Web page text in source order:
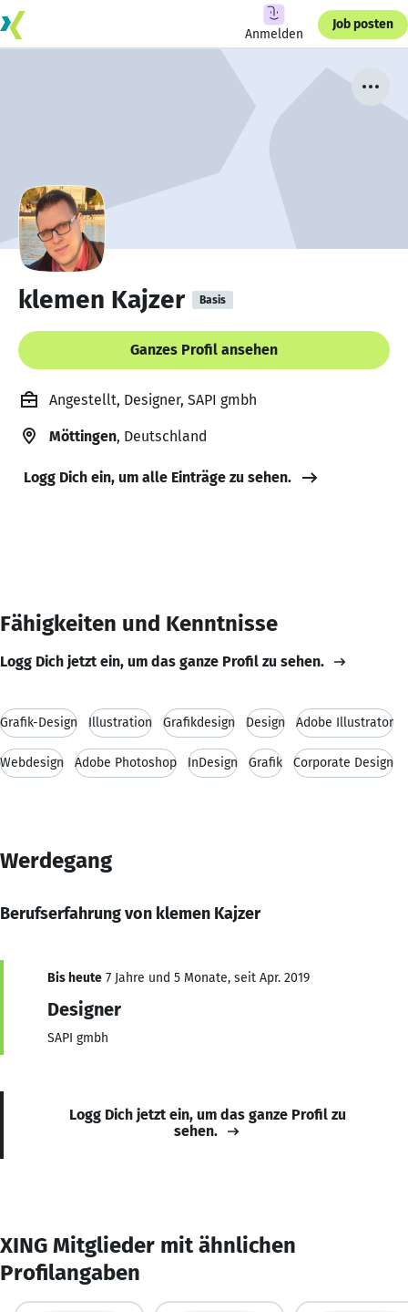
Anmelden
Job posten
klemen Kajzer Basis
Ganzes Profil ansehen
Angestellt, Designer, SAPI gmbh
Möttingen, Deutschland
Logg Dich ein, um alle Einträge zu sehen.
Fähigkeiten und Kenntnisse
Logg Dich jetzt ein, um das ganze Profil zu sehen.
Grafik-Design Illustration Grafikdesign Design Adobe Illustrator
Webdesign Adobe Photoshop InDesign Grafik Corporate Design
Werdegang
Berufserfahrung von klemen Kajzer
Bis heute 7 Jahre und 5 Monate, seit Apr. 2019
Designer
SAPI gmbh
Logg Dich jetzt ein, um das ganze Profil zu
sehen.
XING Mitglieder mit ähnlichen
Profilangaben